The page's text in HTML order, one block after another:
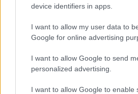
device identifiers in apps.
I want to allow my user data to
Google for online advertising
I want to allow Google to send
personalized advertising.
I want to allow Google to enable